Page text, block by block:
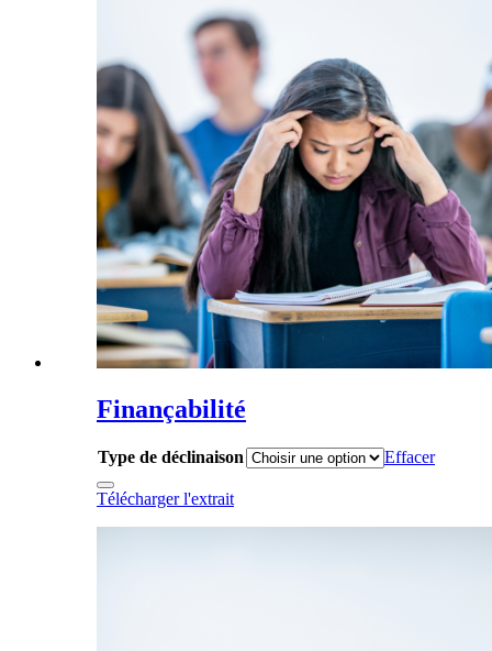
Finançabilité
Type de déclinaison Effacer
Télécharger l'extrait